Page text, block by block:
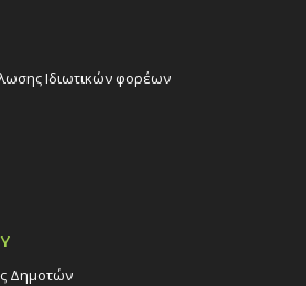
Ιδιωτικών φορέων
Δημοτών